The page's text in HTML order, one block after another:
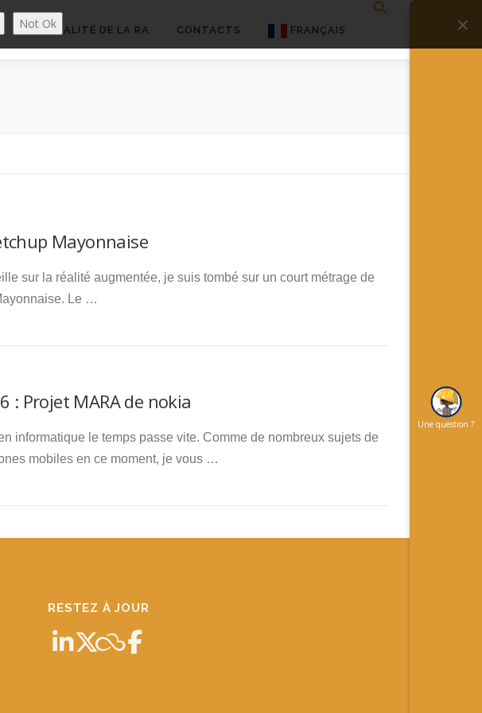
ACTUALITÉ DE LA RA CONTACTS FRANÇAIS
Mayonnaise
sur la réalité augmentée, je suis tombé sur un court métrage de
Le …
: Projet MARA de nokia
informatique le temps passe vite. Comme de nombreux sujets de
mobiles en ce moment, je vous …
RESTEZ À JOUR
Une question ?
Not Ok